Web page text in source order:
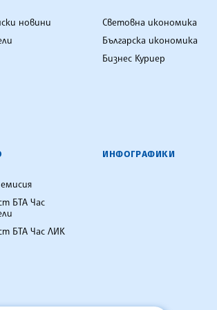
новини
Световна икономика
Българска икономика
Бизнес Куриер
БТА Час
БТА Час ЛИК
ИНФОГРАФИКИ